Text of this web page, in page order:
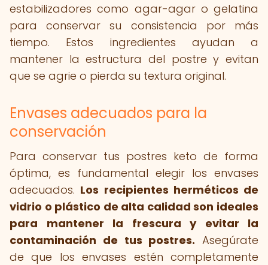
estabilizadores como agar-agar o gelatina
para conservar su consistencia por más
tiempo. Estos ingredientes ayudan a
mantener la estructura del postre y evitan
que se agrie o pierda su textura original.
Envases adecuados para la
conservación
Para conservar tus postres keto de forma
óptima, es fundamental elegir los envases
adecuados. Los recipientes herméticos de
vidrio o plástico de alta calidad son ideales
para mantener la frescura y evitar la
contaminación de tus postres. Asegúrate
de que los envases estén completamente